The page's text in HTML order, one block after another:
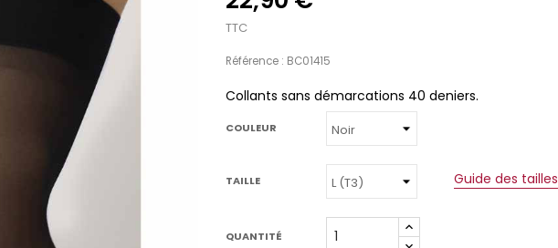
TTC
Référence : BC01415
Collants sans démarcations 40 deniers.
COULEUR
TAILLE Guide des tailles
QUANTITÉ